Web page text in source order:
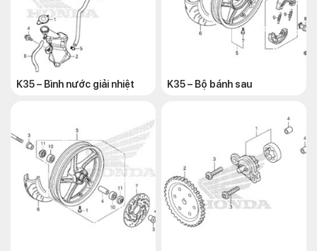
K35 – Bình nước giải nhiệt K35 – Bộ bánh sau